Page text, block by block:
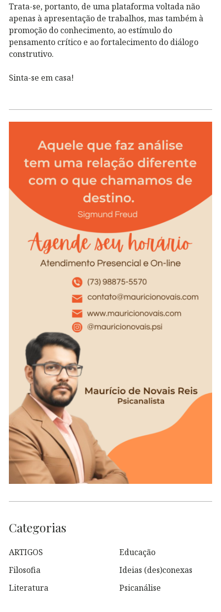
Trata-se, portanto, de uma plataforma voltada não
apenas à apresentação de trabalhos, mas também à
promoção do conhecimento, ao estímulo do
pensamento crítico e ao fortalecimento do diálogo
construtivo.
Sinta-se em casa!
Categorias
ARTIGOS
Educação
Filosofia
Ideias (des)conexas
Literatura
Psicanálise